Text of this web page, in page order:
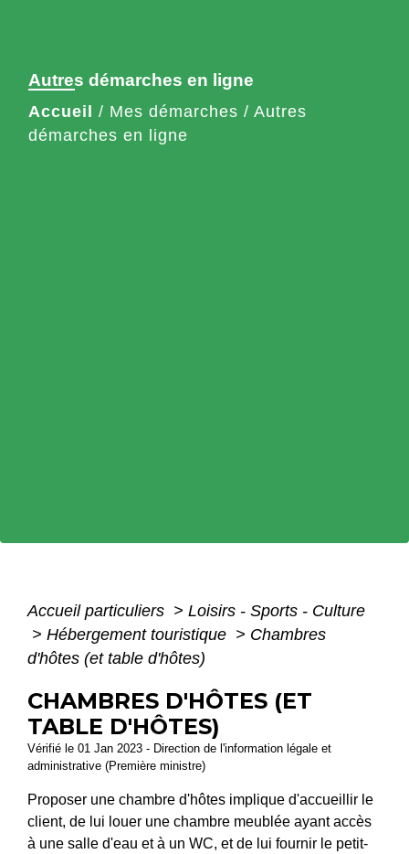
Autres démarches en ligne
Accueil / Mes démarches / Autres
démarches en ligne
Accueil particuliers > Loisirs - Sports - Culture
> Hébergement touristique > Chambres
d'hôtes (et table d'hôtes)
CHAMBRES D'HÔTES (ET
TABLE D'HÔTES)
Vérifié le 01 Jan 2023 - Direction de l'information légale et
administrative (Première ministre)
Proposer une chambre d'hôtes implique d'accueillir le
client, de lui louer une chambre meublée ayant accès
à une salle d'eau et à un WC, et de lui fournir le petit-